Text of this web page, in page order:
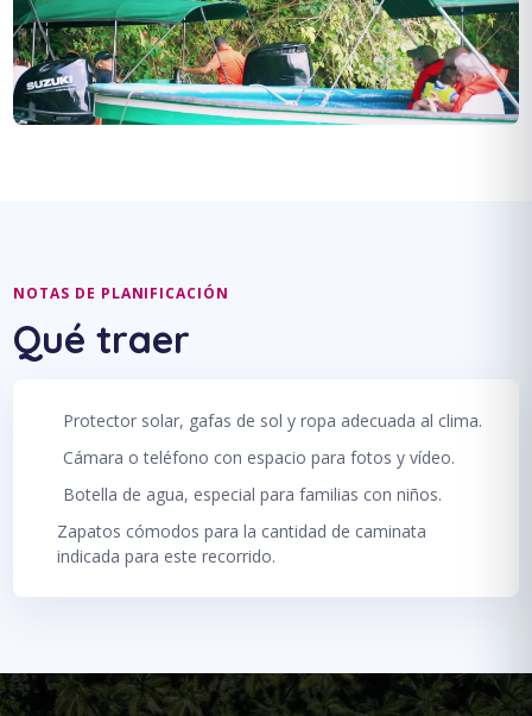
NOTAS DE PLANIFICACIÓN
Qué traer
Protector solar, gafas de sol y ropa adecuada al clima.
Cámara o teléfono con espacio para fotos y vídeo.
Botella de agua, especial para familias con niños.
Zapatos cómodos para la cantidad de caminata
indicada para este recorrido.